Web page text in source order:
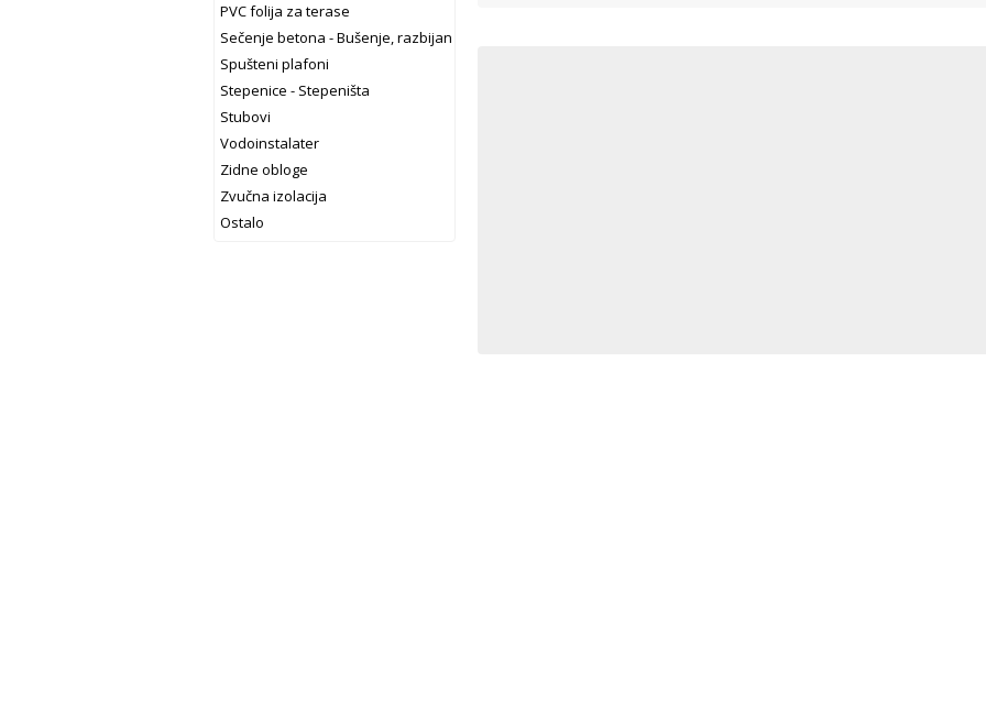
PVC folija za terase
Sečenje betona - Bušenje, razbijanje betona
Spušteni plafoni
Stepenice - Stepeništa
Stubovi
Vodoinstalater
Zidne obloge
Zvučna izolacija
Ostalo